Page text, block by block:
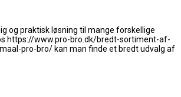
og praktisk løsning til mange forskellige
https://www.pro-bro.dk/bredt-sortiment-af-
pro-bro/ kan man finde et bredt udvalg af